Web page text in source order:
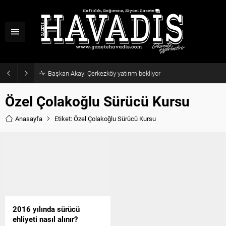
Başkan Akay: Çerkezköy yatırım bekliyor
Özel Çolakoğlu Sürücü Kursu
Anasayfa Etiket: Özel Çolakoğlu Sürücü Kursu
2016 yılında sürücü
ehliyeti nasıl alınır?